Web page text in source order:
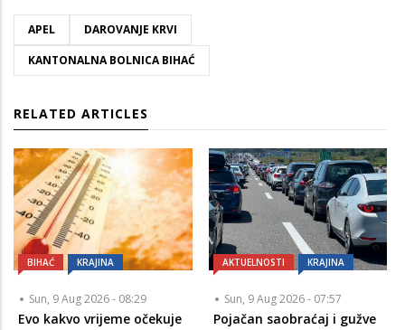
APEL
DAROVANJE KRVI
KANTONALNA BOLNICA BIHAĆ
RELATED ARTICLES
BIHAĆ KRAJINA
Sun, 9 Aug 2026 - 08:29
Evo kakvo vrijeme očekuje
AKTUELNOSTI KRAJINA
Sun, 9 Aug 2026 - 07:57
Pojačan saobraćaj i gužve